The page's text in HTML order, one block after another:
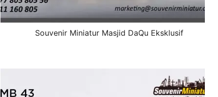
Souvenir Miniatur Masjid DaQu Eksklusif